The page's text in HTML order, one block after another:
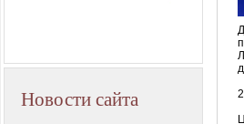
покерный
"Monte Carlo
Новости сайта